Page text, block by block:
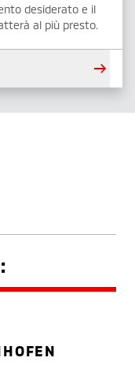
desiderato e il
al più presto.